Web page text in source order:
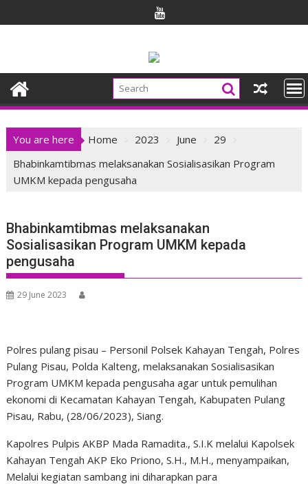
to
You are here Home 2023 June
29
Bhabinkamtibmas melaksanakan Sosialisasikan Program
UMKM kepada pengusaha
Bhabinkamtibmas melaksanakan
Sosialisasikan Program UMKM kepada
pengusaha
29 June 2023
Polres pulang pisau – Personil Polsek Kahayan Tengah, Polres
Pulang Pisau, Polda Kalteng, melaksanakan Sosialisasikan
Program UMKM kepada pengusaha agar untuk pemulihan
ekonomi di Kecamatan Kahayan Tengah, Kabupaten Pulang
Pisau, Rabu, (28/06/2023), Siang.
Kapolres Pulpis AKBP Mada Ramadita., S.I.K melalui Kapolsek
Kahayan Tengah AKP Eko Priono, S.H., M.H., menyampaikan,
Melalui kegiatan sambang ini diharapkan para